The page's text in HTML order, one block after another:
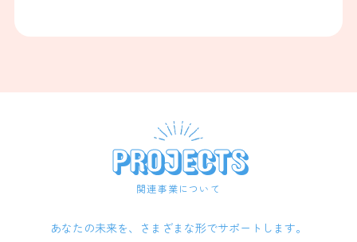
PROJECTS
関連事業について
あなたの未来を、さまざまな形でサポートします。